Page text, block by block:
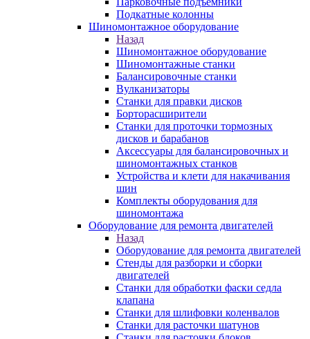
Подкатные колонны
Шиномонтажное оборудование
Назад
Шиномонтажное оборудование
Шиномонтажные станки
Балансировочные станки
Вулканизаторы
Станки для правки дисков
Борторасширители
Станки для проточки тормозных
дисков и барабанов
Аксессуары для балансировочных и
шиномонтажных станков
Устройства и клети для накачивания
шин
Комплекты оборудования для
шиномонтажа
Оборудование для ремонта двигателей
Назад
Оборудование для ремонта двигателей
Стенды для разборки и сборки
двигателей
Станки для обработки фаски седла
клапана
Станки для шлифовки коленвалов
Станки для расточки шатунов